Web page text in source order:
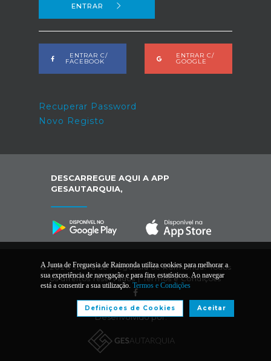
ENTRAR
ENTRAR C/
FACEBOOK
ENTRAR C/
GOOGLE
Recuperar Password
Novo Registo
DESCARREGUE AQUI A APP
GESAUTARQUIA,
© 2026 Junta de Freguesia de Raimonda. Todos
os direitos reservados |Termos e Condições
Desenvolvido por:
A Junta de Freguesia de Raimonda utiliza cookies para melhorar a
sua experiência de navegação e para fins estatísticos. Ao navegar
está a consentir a sua utilização. Termos e Condições
Aceitar
Definiçoes de Cookies